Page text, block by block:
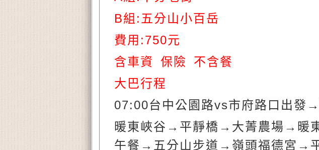
B組:五分山小百岳
費用:750元
含車資 保險 不含餐
大巴行程
07:00台中公園路vs市府路口出發
暖東峽谷 →平靜橋 →大菁農場 →暖
午餐 →五分山步道 →嶺頭福德宮 →